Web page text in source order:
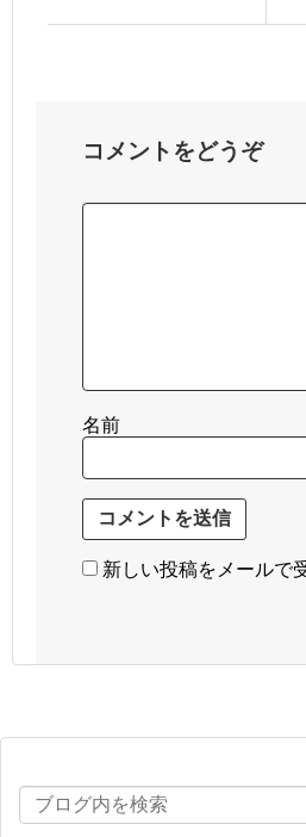
コメントをどうぞ
名前
新しい投稿をメールで